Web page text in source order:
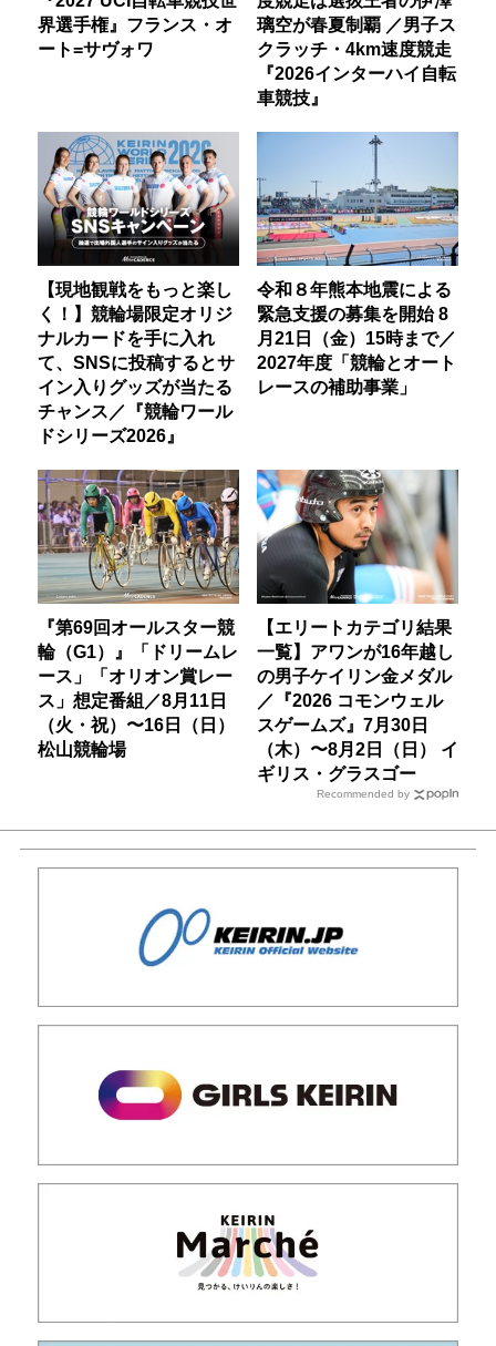
界選手権』フランス・オ
ート=サヴォワ
璃空が春夏制覇 ／男子ス
クラッチ・4km速度競走
『2026インターハイ自転
車競技』
【現地観戦をもっと楽し
く！】競輪場限定オリジ
ナルカードを手に入れ
て、SNSに投稿するとサ
イン入りグッズが当たる
チャンス／『競輪ワール
ドシリーズ2026』
令和８年熊本地震による
緊急支援の募集を開始 8
月21日（金）15時まで／
2027年度「競輪とオート
レースの補助事業」
『第69回オールスター競
輪（G1）』「ドリームレ
ース」「オリオン賞レー
ス」想定番組／8月11日
（火・祝）〜16日（日）
松山競輪場
【エリートカテゴリ結果
一覧】アワンが16年越し
の男子ケイリン金メダル
／『2026 コモンウェル
スゲームズ』7月30日
（木）〜8月2日（日） イ
ギリス・グラスゴー
Recommended by